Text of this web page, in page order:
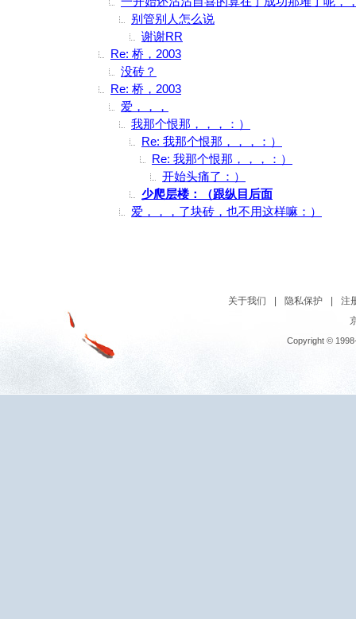
别管别人怎么说
谢谢RR
Re: 桥，2003
没砖？
Re: 桥，2003
爱，，，
我那个恨那，，，：）
Re: 我那个恨那，，，：）
Re: 我那个恨那，，，：）
开始头痛了：）
少爬层楼：（跟纵目后面
爱，，，了块砖，也不用这样嘛：）
关于我们 隐私保护
注
Copyright ©